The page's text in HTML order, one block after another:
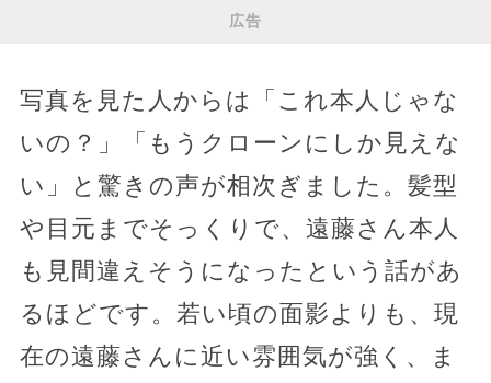
広告
写真を見た人からは「これ本人じゃな
いの？」「もうクローンにしか見えな
い」と驚きの声が相次ぎました。髪型
や目元までそっくりで、遠藤さん本人
も見間違えそうになったという話があ
るほどです。若い頃の面影よりも、現
在の遠藤さんに近い雰囲気が強く、ま